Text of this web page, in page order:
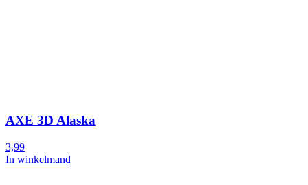
AXE 3D Alaska
3,99
In winkelmand